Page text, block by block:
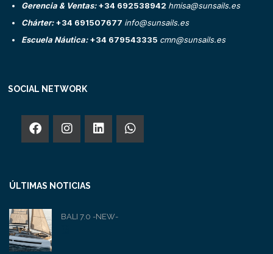
Gerencia & Ventas:+34 692538942 hmisa@sunsails.es
Chárter:+34 691507677 info@sunsails.es
Escuela Náutica:+34 679543335 cmn@sunsails.es
SOCIAL NETWORK
ÚLTIMAS NOTICIAS
BALI 7.0 -NEW-